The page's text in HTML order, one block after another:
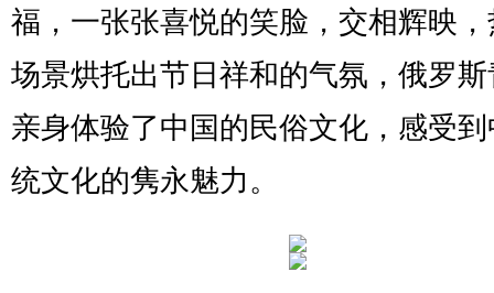
福，一张张喜悦的笑脸，交相辉映
场景烘托出节日祥和的气氛，俄罗
亲身体验了中国的民俗文化，感受
统文化的隽永魅力。